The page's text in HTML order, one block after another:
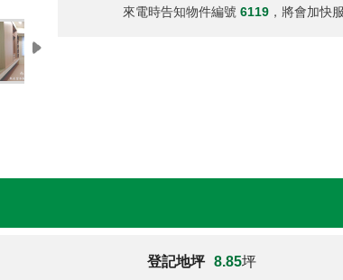
來電時告知物件編號6119 ，將會加快
登記地坪 8.85坪